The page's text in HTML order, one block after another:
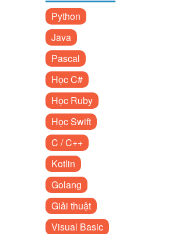
Python
Java
Pascal
Học C#
Học Ruby
Học Swift
C / C++
Kotlin
Golang
Giải thuật
Visual Basic